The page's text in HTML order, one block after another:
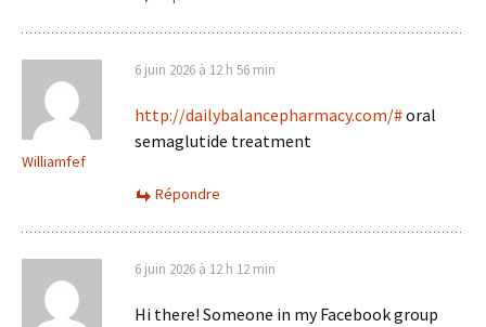
Williamfef
6 juin 2026 à 12 h 56 min
http://dailybalancepharmacy.com/#oral
semaglutide treatment
Répondre
6 juin 2026 à 12 h 12 min
Hi there! Someone in my Facebook group